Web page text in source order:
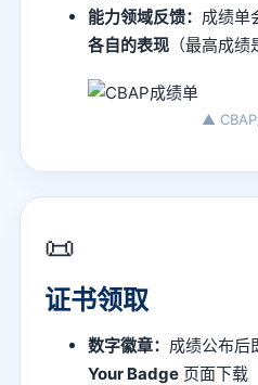
能力领域反馈： 成绩单
各自的表现（最高成绩
▲
📜
证书领取
数字徽章： 成绩公布后
Your Badge页面下载